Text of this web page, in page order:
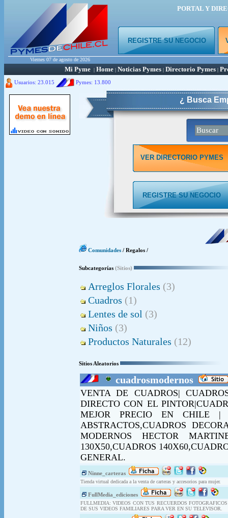
PORTAL Y
REGISTRE SU NEGOCIO
Viernes 07 de agosto de 2026
Mi Pyme | Home | Noticias Pymes | Directorio Pymes |
Usuarios: 23.015 Pymes: 13.800
¿ Busca
VER DIRECTORIO PYMES
REGISTRE SU NEGOCIO
Comunidades / Regalos /
Subcategorías (Sitios)
Arreglos Florales (3)
Cuadros (1)
Lentes de sol (3)
Niños (3)
Productos Naturales (12)
Sitios Aleatorios
cuadrosmodernos
VENTA DE CUADROS|
DIRECTO CON EL
MEJOR PRECIO EN CHILE |
ABSTRACTOS,CUADROS
MODERNOS HECTOR
130X50,CUADROS
GENERAL.
Ninne_carteras
Tienda virtual dedicada a la venta de carteras y accesorios para mujer.
FullMedia_ediciones
FULLMEDIA: VIDEOS CON TUS RECUERDOS
DE SUS VIDEOS FAMILIARES PARA VER EN SU TELEVISOR.